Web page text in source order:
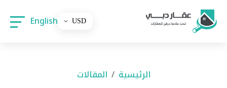
English
الرئيسية المقالات